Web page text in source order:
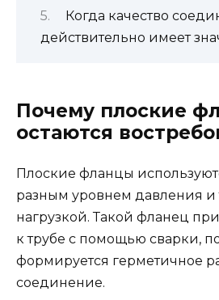
Когда качество
действительно имеет
Почему плоские
остаются
Плоские фланцы
разным уровнем давления и
нагрузкой. Такой фланец
к трубе с помощью сварки,
формируется герметичное
соединение.